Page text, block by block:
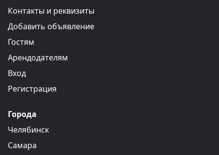
Контакты и реквизиты
Добавить объявление
Гостям
Арендодателям
Вход
Регистрация
Города
Челябинск
Самара